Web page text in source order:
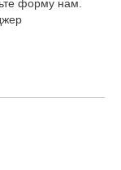
форму нам.